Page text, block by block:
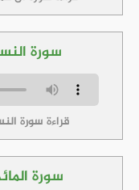
سورة
قراءة سورة
سورة